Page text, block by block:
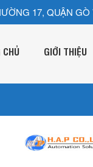
17, QUẬN GÒ
CHỦ GIỚI THIỆU